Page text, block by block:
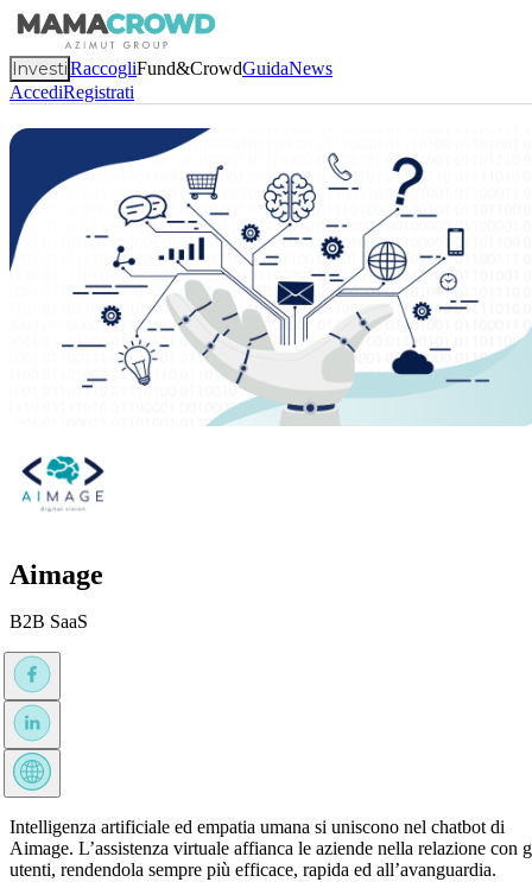
InvestiRaccogliFund&CrowdGuidaNews
AccediRegistrati
Aimage
B2B SaaS
Intelligenza artificiale ed empatia umana si uniscono nel chatbot di
Aimage. L’assistenza virtuale affianca le aziende nella relazione con
utenti, rendendola sempre più efficace, rapida ed all’avanguardia.